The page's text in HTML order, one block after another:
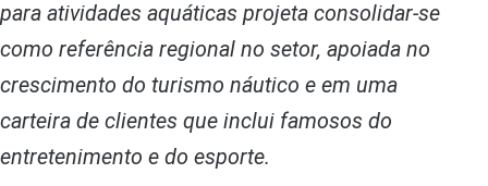
para atividades aquáticas projeta consolidar-se
como referência regional no setor, apoiada no
crescimento do turismo náutico e em uma
carteira de clientes que inclui famosos do
entretenimento e do esporte.